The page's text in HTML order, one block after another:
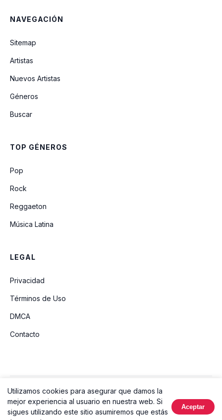
NAVEGACIÓN
Sitemap
Artistas
Nuevos Artistas
Géneros
Buscar
TOP GÉNEROS
Pop
Rock
Reggaeton
Música Latina
LEGAL
Privacidad
Términos de Uso
DMCA
Contacto
© 2026 Ouvir Música. Todos los derechos reservados.
Hecho con
Utilizamos cookies para asegurar que damos la
mejor experiencia al usuario en nuestra web. Si
sigues utilizando este sitio asumiremos que estás
Aceptar